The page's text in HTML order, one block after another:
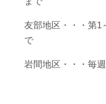
友部地区・・・第1
で
岩間地区・・・毎